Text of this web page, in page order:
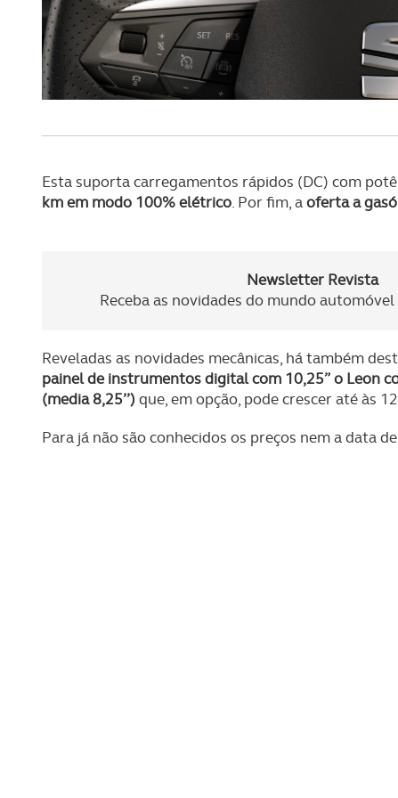
Consulte a política de
Esta suporta carregamentos rápidos (DC) com
km em modo 100% elétrico. Por fim, aoferta a
Newsletter Revista
Receba as novidades do mundo automóvel
Reveladas as novidades mecânicas, há também
painel de instrumentos digital com 10,25” o Leon
(media 8,25’’) que, em opção, pode crescer até às
Para já não são conhecidos os preços nem a data